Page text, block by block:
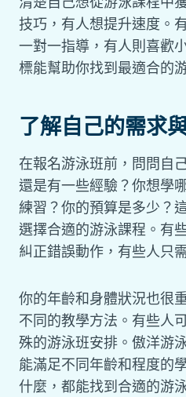
技巧，有人想提升速度。
一對一指導，有人則喜歡
標能幫助你找到最適合的
了解自己的需求
在報名游泳班前，問問自
還是有一些經驗？你想學
練習？你的預算是多少？
選擇合適的游泳課程。有
糾正錯誤動作，有些人只
你的年齡和身體狀況也很
不同的教學方法。有些人
殊的游泳班安排。傲洋游
能滿足不同年齡和程度的
什麼，都能找到合適的游